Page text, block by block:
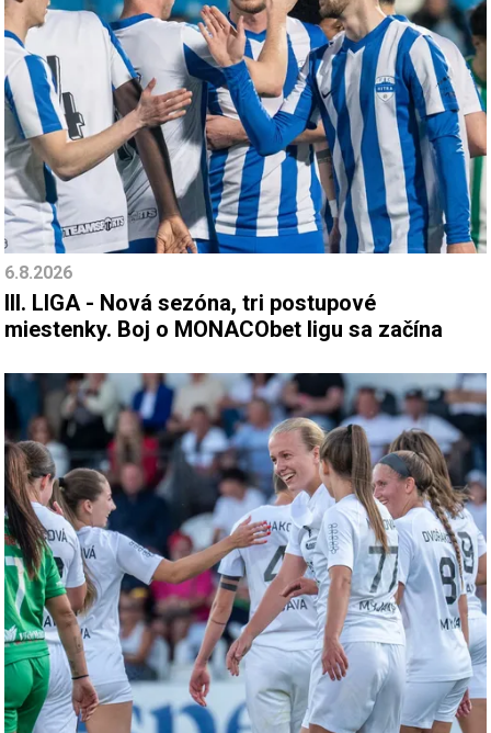
6.8.2026
III. LIGA - Nová sezóna, tri postupové
miestenky. Boj o MONACObet ligu sa začína